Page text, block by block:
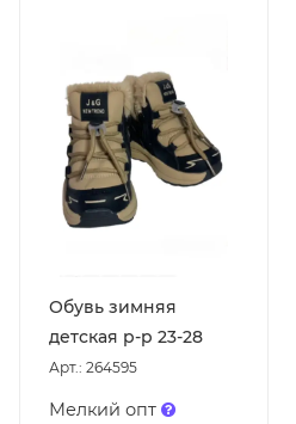
Обувь зимняя
детская р-р 23-28
Арт.: 264595
Мелкий опт